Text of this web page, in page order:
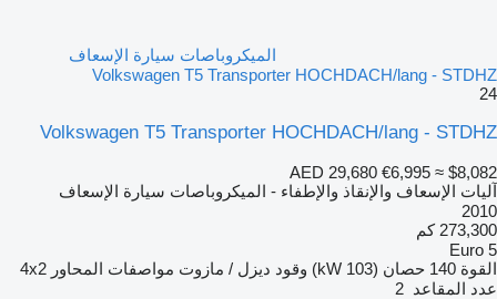
الميكروباصات سيارة الإسعاف
Volkswagen T5 Transporter HOCHDACH/lang - STDHZ
24
Volkswagen T5 Transporter HOCHDACH/lang - STDHZ
AED 29,680 €6,995 ≈ $8,082
آليات الإسعاف والإنقاذ والإطفاء - الميكروباصات سيارة الإسعاف
2010
273,300 كم
Euro 5
القوة 140 حصان (103 kW) وقود ديزل / مازوت مواصفات المحاور 4x2
عدد المقاعد 2